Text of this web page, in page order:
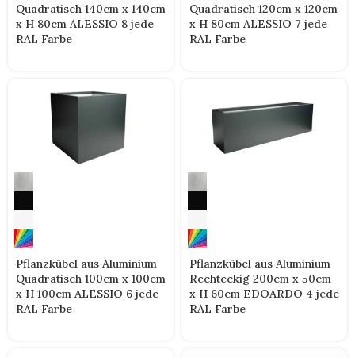
Quadratisch 140cm x 140cm
x H 80cm ALESSIO 8 jede
RAL Farbe
Quadratisch 120cm x 120cm
x H 80cm ALESSIO 7 jede
RAL Farbe
Pflanzkübel aus Aluminium
Quadratisch 100cm x 100cm
x H 100cm ALESSIO 6 jede
RAL Farbe
Pflanzkübel aus Aluminium
Rechteckig 200cm x 50cm
x H 60cm EDOARDO 4 jede
RAL Farbe